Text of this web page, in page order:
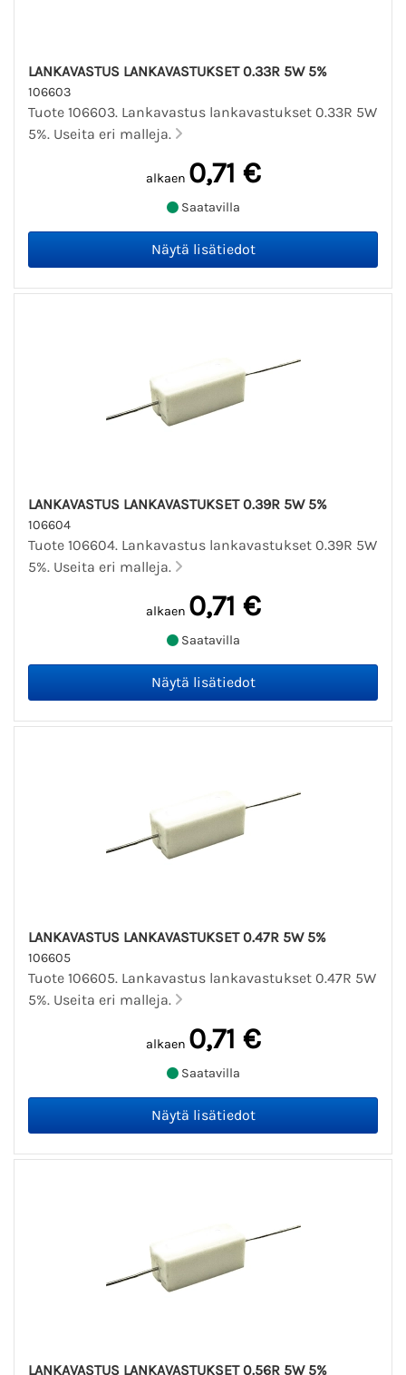
LANKAVASTUS LANKAVASTUKSET 0.33R 5W 5%
106603
Tuote 106603. Lankavastus lankavastukset 0.33R 5W
5%. Useita eri malleja.
alkaen 0,71 €
Saatavilla
LANKAVASTUS LANKAVASTUKSET 0.39R 5W 5%
106604
Tuote 106604. Lankavastus lankavastukset 0.39R 5W
5%. Useita eri malleja.
alkaen 0,71 €
Saatavilla
LANKAVASTUS LANKAVASTUKSET 0.47R 5W 5%
106605
Tuote 106605. Lankavastus lankavastukset 0.47R 5W
5%. Useita eri malleja.
alkaen 0,71 €
Saatavilla
LANKAVASTUS LANKAVASTUKSET 0.56R 5W 5%